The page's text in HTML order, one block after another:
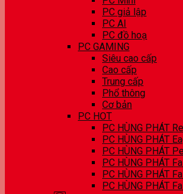
PC giả lập
PC AI
PC đồ hoạ
PC GAMING
Siêu cao cấp
Cao cấp
Trung cấp
Phổ thông
Cơ bản
PC HOT
PC HÙNG PHÁT
PC HÙNG PHÁT
PC HÙNG PHÁT
PC HÙNG PHÁT
PC HÙNG PHÁT
PC HÙNG PHÁT